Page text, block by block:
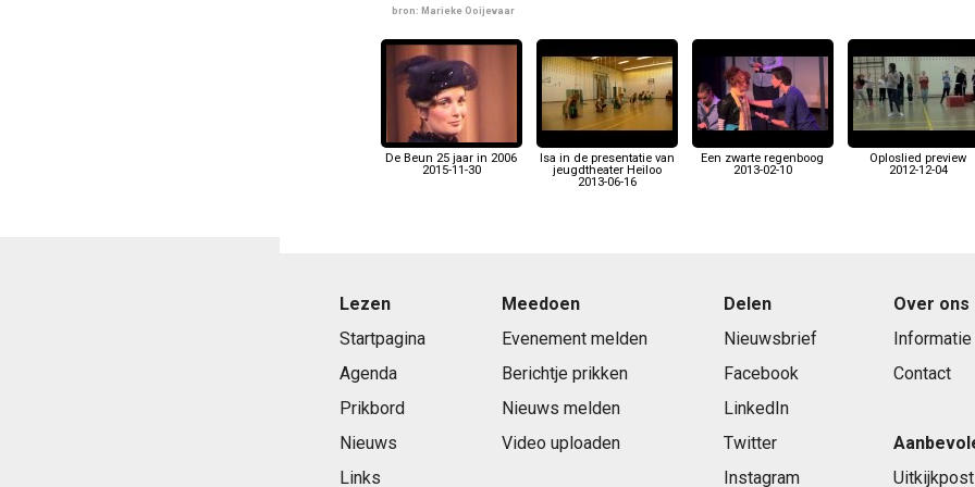
bron: Marieke Ooijevaar
De Beun 25 jaar in 2006
2015-11-30
Isa in de presentatie van
jeugdtheater Heiloo
2013-06-16
Een zwarte regenboog
2013-02-10
Oploslied preview
2012-12-04
Lezen
Startpagina
Agenda
Prikbord
Nieuws
Links
Meedoen
Evenement melden
Berichtje prikken
Nieuws melden
Video uploaden
Delen
Nieuwsbrief
Facebook
LinkedIn
Twitter
Instagram
Over ons
Informatie
Contact
Uitkijkpost